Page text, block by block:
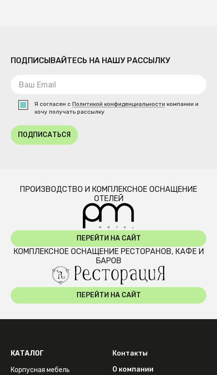
ПОДПИСЫВАЙТЕСЬ НА НАШУ РАССЫЛКУ
Я согласен сПолитикой конфиденциальности компании и
хочу получать рассылку
ПОДПИСАТЬСЯ
ПРОИЗВОДСТВО И КОМПЛЕКСНОЕ ОСНАЩЕНИЕ
ОТЕЛЕЙ
ПЕРЕЙТИ НА САЙТ
КОМПЛЕКСНОЕ ОСНАЩЕНИЕ РЕСТОРАНОВ, КАФЕ И
БАРОВ
ПЕРЕЙТИ НА САЙТ
КАТАЛОГ
Корпусная мебель
Контакты
О компании